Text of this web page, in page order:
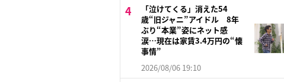
「泣けてくる」消えた54
歳“旧ジャニ”アイドル 8年
ぶり“本業”姿にネット感
涙…現在は家賃3.4万円の“懐
事情”
2026/08/06 19:10